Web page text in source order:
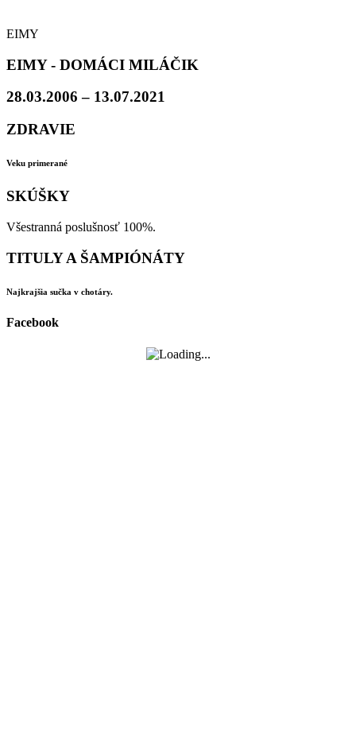
EIMY
EIMY - DOMÁCI MILÁČIK
28.03.2006 – 13.07.2021
ZDRAVIE
Veku primerané
SKÚŠKY
Všestranná poslušnosť 100%.
TITULY A ŠAMPIÓNÁTY
Najkrajšia sučka v chotáry.
Facebook